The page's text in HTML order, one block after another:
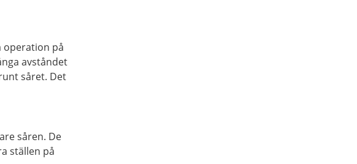
operation på
avståndet
såret. Det
såren. De
ställen på